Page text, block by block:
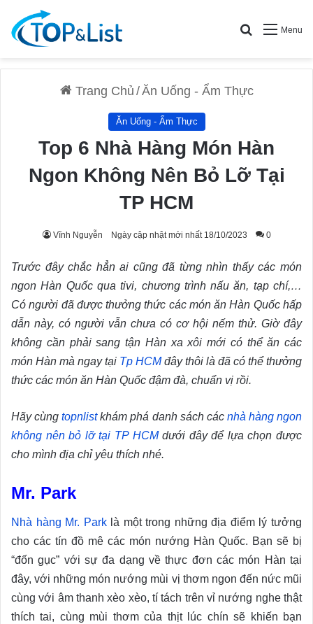
Menu
Search for
Trang Chủ /Ăn Uống - Ẩm Thực
Ăn Uống - Ẩm Thực
Top 6 Nhà Hàng Món Hàn
Ngon Không Nên Bỏ Lỡ Tại
TP HCM
Vĩnh Nguyễn Ngày cập nhật mới nhất 18/10/2023 0
Trước đây chắc hẳn ai cũng đã từng nhìn thấy các món
ngon Hàn Quốc qua tivi, chương trình nấu ăn, tạp chí,…
Có người đã được thưởng thức các món ăn Hàn Quốc hấp
dẫn này, có người vẫn chưa có cơ hội nếm thử. Giờ đây
không cần phải sang tận Hàn xa xôi mới có thể ăn các
món Hàn mà ngay tại Tp HCMđây thôi là đã có thể thưởng
thức các món ăn Hàn Quốc đậm đà, chuẩn vị rồi.
Hãy cùngtopnlistkhám phá danh sách các nhà hàng ngon
không nên bỏ lỡ tại TP HCMdưới đây để lựa chọn được
cho mình địa chỉ yêu thích nhé.
Mr. Park
Nhà hàng Mr. Parklà một trong những địa điểm lý tưởng
cho các tín đồ mê các món nướng Hàn Quốc. Bạn sẽ bị
“đốn gục” với sự đa dạng về thực đơn các món Hàn tại
đây, với những món nướng mùi vị thơm ngon đến nức mũi
cùng với âm thanh xèo xèo, tí tách trên vỉ nướng nghe thật
thích tai, cùng mùi thơm của thịt lúc chín sẽ khiến bạn